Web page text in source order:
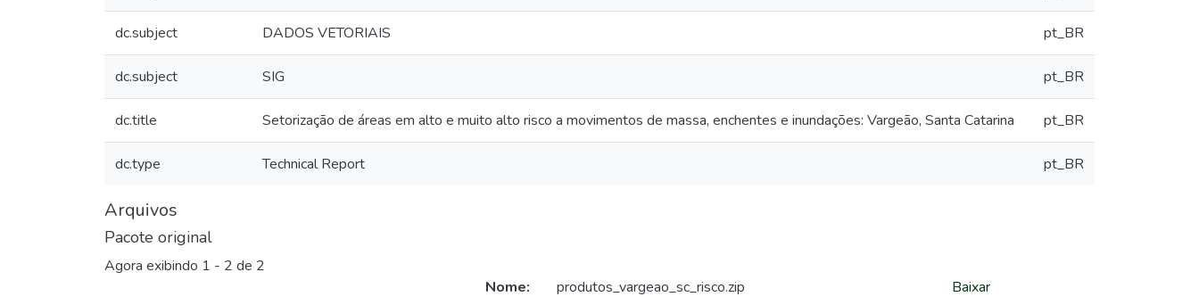
dc.subject DADOS VETORIAIS pt_BR
dc.subject SIG pt_BR
dc.title Setorização de áreas em alto e muito alto risco a movimentos de massa, enchentes e inundações: Vargeão, Santa Catarina pt_BR
dc.type Technical Report pt_BR
Arquivos
Pacote original
Agora exibindo 1 - 2 de 2
Nome:
produtos_vargeao_sc_risco.zip
Baixar